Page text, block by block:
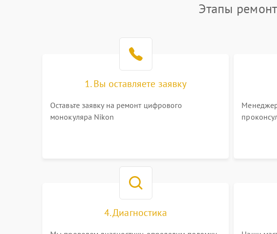
Этапы
1. Вы оставляете заявку
Оставьте заявку на ремонт цифрового
монокуляра Nikon
4. Диагностика